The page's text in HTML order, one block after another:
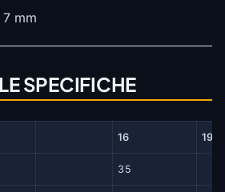
mm
SPECIFICHE
16 19
35